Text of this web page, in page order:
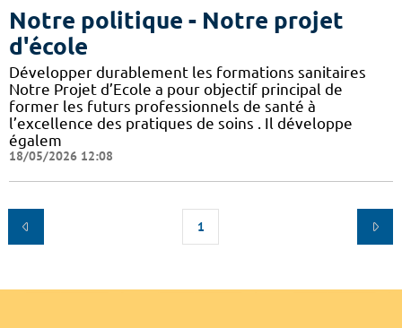
Notre politique - Notre projet
d'école
Développer durablement les formations sanitaires
Notre Projet d’Ecole a pour objectif principal de
former les futurs professionnels de santé à
l’excellence des pratiques de soins . Il développe
égalem
18/05/2026 12:08
1